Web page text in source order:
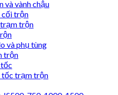
và vành chậu
cối trộn
trộn
và phụ tùng
trộn
tốc trạm trộn